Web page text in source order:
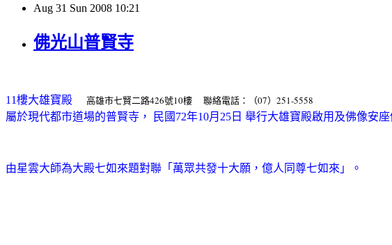
Aug 31 Sun 2008 10:21
佛光山普賢寺
11樓大雄寶殿 高雄市七賢二路426號10樓 聯絡電話：（07）251-5558
屬於現代都市道場的普賢寺， 民國72年10月25日 舉行大雄寶殿啟用及佛像安座
由星雲大師為大殿七如來題對聯「萬眾共發十大願，億人同尊七如來」。